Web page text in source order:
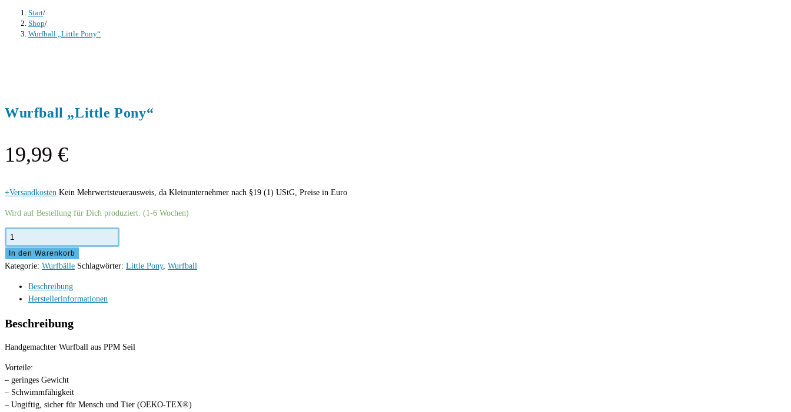
Start/
Shop/
Wurfball „Little Pony“
Wurfball „Little Pony“
19,99 €
+Versandkosten Kein Mehrwertsteuerausweis, da Kleinunternehmer nach §19 (1) UStG, Preise in Euro
Wird auf Bestellung für Dich produziert. (1-6 Wochen)
Wurfball
"Little
Pony"
Menge
In den Warenkorb
Kategorie: Wurfbälle Schlagwörter: Little Pony, Wurfball
Beschreibung
Herstellerinformationen
Beschreibung
Handgemachter Wurfball aus PPM Seil
Vorteile:
– geringes Gewicht
– Schwimmfähigkeit
– Ungiftig, sicher für Mensch und Tier (OEKO-TEX®)